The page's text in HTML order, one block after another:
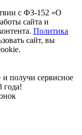
с ФЗ-152 «О
сайта и
Политика
сайт, вы
получи сервисное
года!